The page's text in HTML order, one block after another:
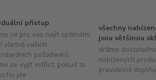
přístup
se pro vás najít optimální
včetně vašich
požadavků,
se vyjít vstříct, pokud to
jde
všechny
jsou většinou
držíme
nabízených
pravidelně